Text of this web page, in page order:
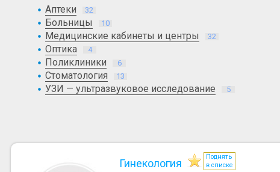
Аптеки 32
Больницы 10
Медицинские кабинеты и центры 32
Оптика 4
Поликлиники 6
Стоматология 13
УЗИ — ультразвуковое исследование 5
Гинекология
Поднять
в списке